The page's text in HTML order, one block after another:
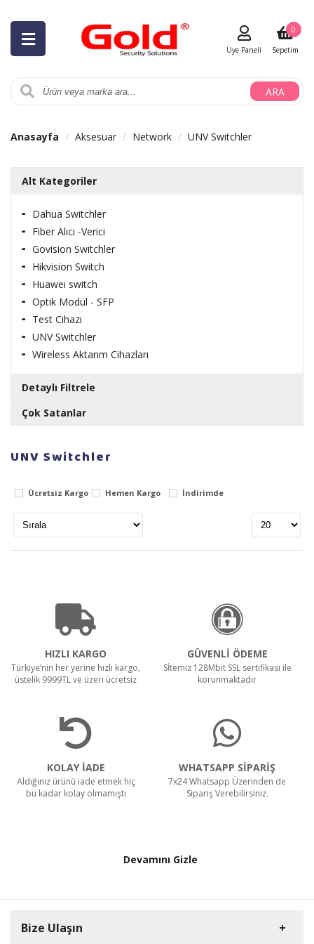
ARA
Üye Paneli Sepetim
0
Anasayfa Aksesuar Network UNV Switchler
Alt Kategoriler
Dahua Switchler
Fiber Alıcı -Verici
Govision Switchler
Hikvision Switch
Huaweı switch
Optik Modül - SFP
Test Cihazı
UNV Switchler
Wireless Aktarım Cihazları
Detaylı Filtrele
stokta var
stokta yok
Çok Satanlar
48.16 TL
7200 RPM 32 MB SATA 3 NCQ HDD
1,396.54 TL
963.13 TL
Power Jack Erkek
RPM SATA 3 HDD Güvenlik Diski
7,945.86 TL
6,741.94 TL
UNV Switchler
Ücretsiz Kargo Hemen Kargo İndirimde
HIZLI KARGO
Türkiye’nin her yerine hızlı kargo,
üstelik 9999TL ve üzeri ücretsiz
GÜVENLİ ÖDEME
Sİtemiz 128Mbit SSL sertifikası ile
korunmaktadır
KOLAY İADE
Aldığınız ürünü iade etmek hiç
bu kadar kolay olmamıştı
WHATSAPP SİPARİŞ
7x24 Whatsapp Üzerinden de
Sipariş Verebilirsiniz.
Devamını Gizle
Bize Ulaşın